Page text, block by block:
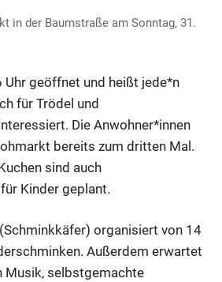
in der Baumstraße am Sonntag, 31.
Uhr geöffnet und heißt jede*n
für Trödel und
Die Anwohner*innen
bereits zum dritten Mal.
sind auch
Kinder geplant.
organisiert von 14
Außerdem erwartet
Musik, selbstgemachte